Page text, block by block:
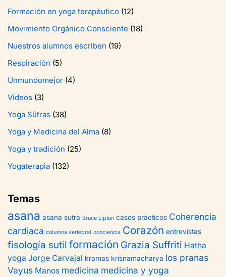
Formación en yoga terapéutico (12)
Movimiento Orgánico Consciente (18)
Nuestros alumnos escriben (19)
Respiración (5)
Unmundomejor (4)
Videos (3)
Yoga Sûtras (38)
Yoga y Medicina del Alma (8)
Yoga y tradición (25)
Yogaterapia (132)
Temas
asana asana sutra Bruce Lipton casos prácticos Coherencia
cardiaca columna vertebral conciencia Corazón entrevistas
fisología sutil formación Grazia Suffriti Hatha
yoga Jorge Carvajal kramas krisnamacharya los pranas
Vayus Manos medicina medicina y yoga